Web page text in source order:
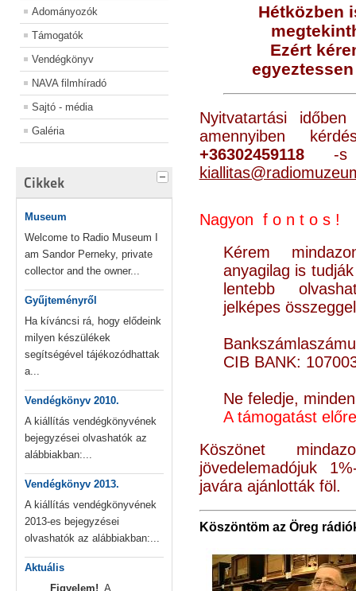
Adományozók
Támogatók
Vendégkönyv
NAVA filmhíradó
Sajtó - média
Galéria
Cikkek
Museum
Welcome to Radio Museum I
am Sandor Perneky, private
collector and the owner...
Gyűjteményről
Ha kíváncsi rá, hogy elődeink
milyen készülékek
segítségével tájékozódhattak
a...
Vendégkönyv 2010.
A kiállítás vendégkönyvének
bejegyzései olvashatók az
alábbiakban:...
Vendégkönyv 2013.
A kiállítás vendégkönyvének
2013-es bejegyzései
olvashatók az alábbiakban:...
Aktuális
Figyelem! A
Hétközben
Ezért
Nyitvatartási
amennyiben
+36302459118-s
Nagyon f o n t o s !
Kérem
anyagilag is
lentebb
jelképes
CIB BANK:
Ne feledje,
A támogatást
Köszönet
jövedelemadójuk
javára ajánlották föl.
Köszöntöm az Öreg